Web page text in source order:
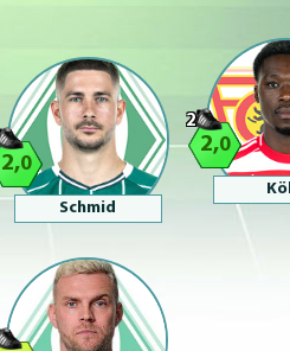
2,0
Schmid
2,0
2